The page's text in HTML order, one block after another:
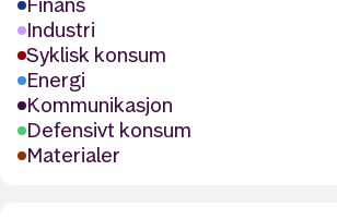
Industri
Syklisk konsum
Energi
Kommunikasjon
Defensivt konsum
Materialer